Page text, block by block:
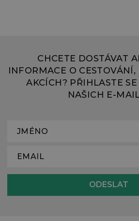
CHCETE DOSTÁVAT
INFORMACE O
AKCÍCH? PŘIHLASTE
NAŠICH E-